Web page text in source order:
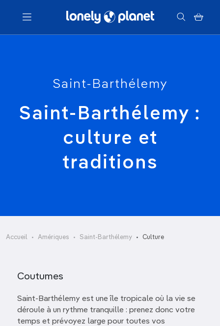
Menu
Votre recherche
Saint-Barthélemy
Saint-Barthélemy :
culture et
traditions
Accueil Amériques Saint-Barthélemy Culture
Coutumes
Saint-Barthélemy est une île tropicale où la vie se
déroule à un rythme tranquille : prenez donc votre
temps et prévoyez large pour toutes vos